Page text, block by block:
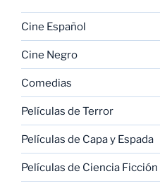
Cine Español
Cine Negro
Comedias
Películas de Terror
Películas de Capa y Espada
Películas de Ciencia Ficción